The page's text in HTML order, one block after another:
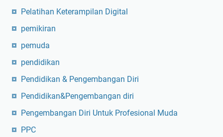
Pelatihan Keterampilan Digital
pemikiran
pemuda
pendidikan
Pendidikan & Pengembangan Diri
Pendidikan&Pengembangan diri
Pengembangan Diri Untuk Profesional Muda
PPC